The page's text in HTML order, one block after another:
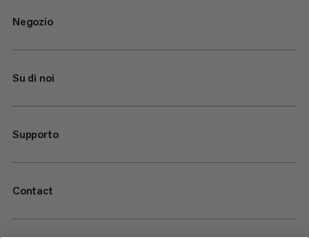
Negozio
Su di noi
Supporto
Contact